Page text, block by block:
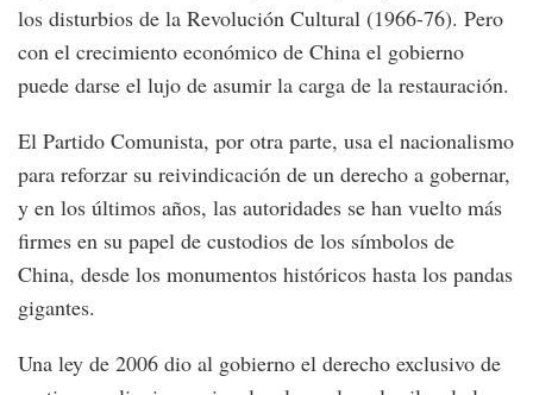
los disturbios de la Revolución Cultural (1966-76). Pero
con el crecimiento económico de China el gobierno
puede darse el lujo de asumir la carga de la restauración.
El Partido Comunista, por otra parte, usa el nacionalismo
para reforzar su reivindicación de un derecho a gobernar,
y en los últimos años, las autoridades se han vuelto más
firmes en su papel de custodios de los símbolos de
China, desde los monumentos históricos hasta los pandas
gigantes.
Una ley de 2006 dio al gobierno el derecho exclusivo de